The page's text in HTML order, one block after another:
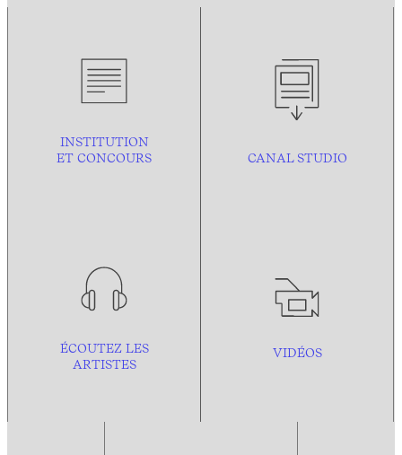
INSTITUTION
ET CONCOURS
CANAL STUDIO
ÉCOUTEZ LES
ARTISTES
VIDÉOS